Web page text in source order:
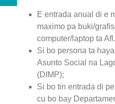
E entrada anual di e
maximo pa buki/
computer/laptop ta
Si bo persona ta
Asunto Social na
(DIMP);
Si bo tin entrada di
cu bo bay